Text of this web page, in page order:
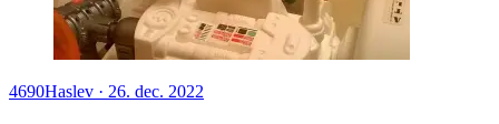
4690Haslev · 26. dec. 2022